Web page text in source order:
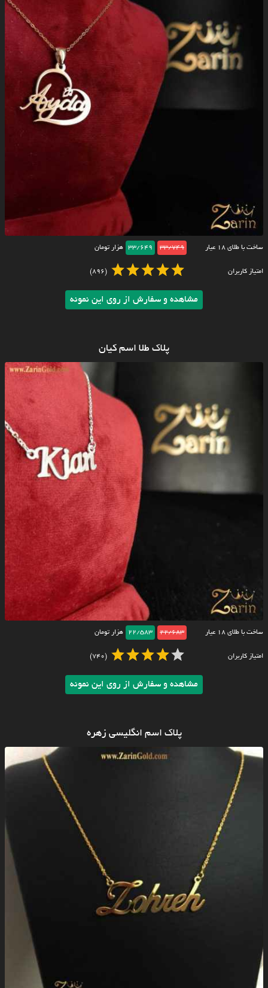
ساخت با طلای ۱۸ عیار 33/749
33/649 هزار تومان
امتیاز کاربران (896)
مشاهده و سفارش از روی این نمونه
پلاک طلا اسم کیان
ساخت با طلای ۱۸ عیار 22/683
22/583 هزار تومان
امتیاز کاربران (740)
مشاهده و سفارش از روی این نمونه
پلاک اسم انگلیسی زهره